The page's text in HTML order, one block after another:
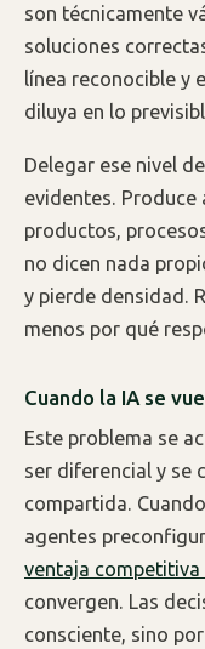
son técnicamente
soluciones
línea reconocible y
diluya en lo
Delegar ese nivel
evidentes.
productos,
no dicen nada
y pierde densidad.
menos por qué
Cuando la IA se
Este problema se
ser diferencial y se
compartida.
agentes
ventaja competitiva
convergen. Las
consciente, sino